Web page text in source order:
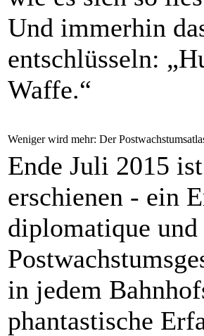
Und immerhin
entschlüsseln:
Waffe.“
Weniger wird mehr: Der
Ende Juli 2015
erschienen - ein
diplomatique und
in jedem
phantastische